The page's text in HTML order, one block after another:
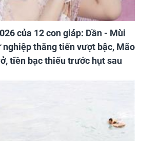
của 12 con giáp: Dần - Mùi
thăng tiến vượt bậc, Mão
tiền bạc thiếu trước hụt sau